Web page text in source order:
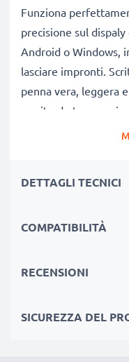
Funziona
precisione sul
Android o Windows,
lasciare impronti.
penna vera, leggera
un ritardo tra
implementazione del
AGEVOLI SUL
anche se coperti da
DETTAGLI TECNICI
COMPATIBILITÀ
RECENSIONI
SICUREZZA DEL